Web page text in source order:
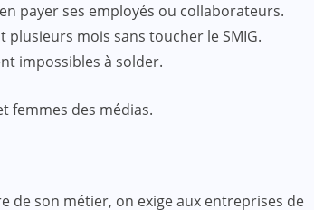
payer ses employés ou collaborateurs.
mois sans toucher le SMIG.
impossibles à solder.
femmes des médias.
de son métier, on exige aux entreprises de